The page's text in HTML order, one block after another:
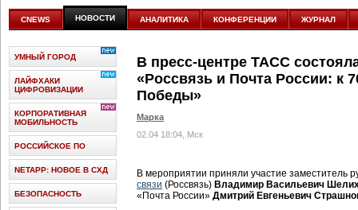
цифровизироваться со
скоростью крупных
корпораций
CNEWS НОВОСТИ АНАЛИТИКА КОНФЕРЕНЦИИ ЖУРНАЛ
В пресс-центре ТАСС
«Россвязь и Почта России: к
Победы»
Марка
02.04 18:04, Мск
В мероприятии приняли участие заместитель
связи (Россвязь) Владимир Васильевич
«Почта России» Дмитрий Евгеньевич
УМНЫЙ ГОРОД
ЛАЙФХАКИ
ЦИФРОВИЗАЦИИ
КОРПОРАТИВНАЯ
МОБИЛЬНОСТЬ
РОССИЙСКОЕ ПО
NETAPP: НОВОЕ В СХД
БЕЗОПАСНОСТЬ